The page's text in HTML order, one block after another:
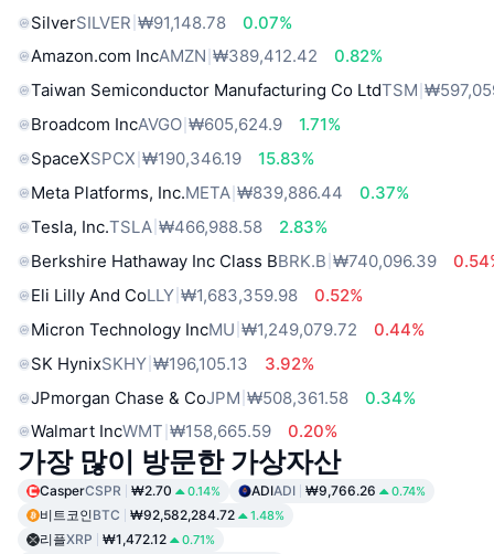
SilverSILVER ₩91,148.78
0.07%
Amazon.com IncAMZN ₩389,412.42
0.82%
Taiwan Semiconductor Manufacturing Co LtdTSM
Broadcom IncAVGO ₩605,624.9
1.71%
SpaceXSPCX ₩190,346.19
15.83%
Meta Platforms, Inc.META ₩839,886.44
0.37%
Tesla, Inc.TSLA ₩466,988.58
2.83%
Berkshire Hathaway Inc Class BBRK.B ₩740,096.39
Eli Lilly And CoLLY ₩1,683,359.98
0.52%
Micron Technology IncMU ₩1,249,079.72
0.44%
SK HynixSKHY ₩196,105.13
3.92%
JPmorgan Chase & CoJPM ₩508,361.58
0.34%
Walmart IncWMT ₩158,665.59 0.20%
가장 많이 방문한 가상자산
CasperCSPR ₩2.70 0.14% ADIADI ₩9,766.26 0.74%
비트코인BTC ₩92,582,284.72 1.48%
리플XRP ₩1,472.12 0.71%